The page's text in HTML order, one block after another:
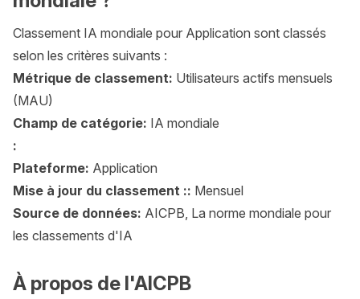
Classement IA mondiale pour Application sont classés
selon les critères suivants :
Métrique de classement: Utilisateurs actifs mensuels
(MAU)
Champ de catégorie: IA mondiale
:
Plateforme: Application
Mise à jour du classement :: Mensuel
Source de données: AICPB, La norme mondiale pour
les classements d'IA
À propos de l'AICPB